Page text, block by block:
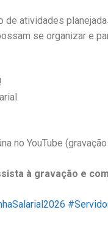
atividades
se organizar e
no YouTube
à gravação e